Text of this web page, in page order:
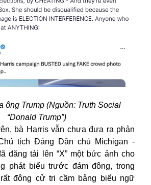
ông Trump (Nguồn: Truth Social
“Donald Trump”)
bà Harris vẫn chưa đưa ra phản
tịch Đảng Dân chủ Michigan -
đăng tải lên “X” một bức ảnh cho
phát biểu trước đám đông, trong
đông cử tri cầm bảng biểu ngữ